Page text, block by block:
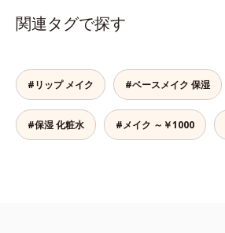
これ1本で、美容液・日焼け止め・
化粧下地・ファンデーション・コン
ムを塗るだけでベースメイクまで一
気に完成。使うほどに肌を美しく整
え、長時間キープします。
ちな大人
補整する
す。※オ
ーション
関連タグで探す
#リップ メイク #ベースメイク 保湿
#保湿 化粧水 #メイク ～￥1000